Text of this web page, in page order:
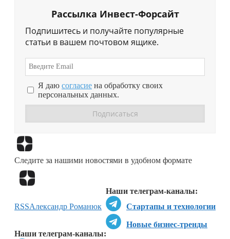
Рассылка Инвест-Форсайт
Подпишитесь и получайте популярные
статьи в вашем почтовом ящике.
Я даю согласие на обработку своих
персональных данных.
Следите за нашими новостями в удобном формате
Наши телеграм-каналы:
Стартапы и технологии
Новые бизнес-тренды
Наши телеграм-каналы:
RSSАлександр Романюк